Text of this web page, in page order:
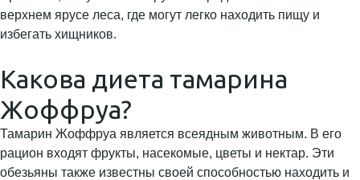
верхнем ярусе леса, где могут легко находить пищу и
избегать хищников.
Какова диета тамарина
Жоффруа?
Тамарин Жоффруа является всеядным животным. В его
рацион входят фрукты, насекомые, цветы и нектар. Эти
обезьяны также известны своей способностью находить и